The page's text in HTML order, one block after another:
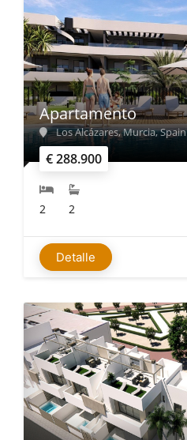
€ 288.900
Apartamento
Los Alcázares, Murcia, Spain
2 2
Detalle